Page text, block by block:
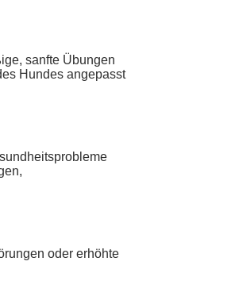
sanfte Übungen
Hundes angepasst
oder erhöhte